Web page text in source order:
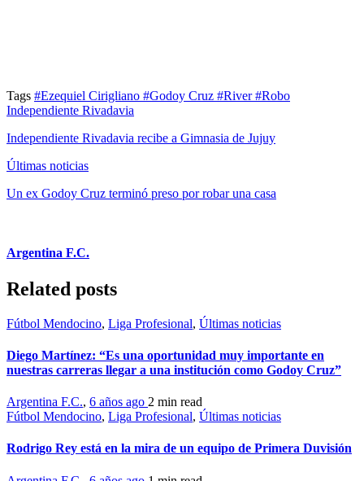
Tags #Ezequiel Cirigliano #Godoy Cruz #River#Robo
Independiente Rivadavia
Independiente Rivadavia recibe a Gimnasia de Jujuy
Últimas noticias
Un ex Godoy Cruz terminó preso por robar una casa
Argentina F.C.
Related posts
Fútbol Mendocino, Liga Profesional, Últimas noticias
Diego Martínez: “Es una oportunidad muy importante en
nuestras carreras llegar a una institución como Godoy Cruz”
Argentina F.C., 6 años ago 2 min read
Fútbol Mendocino, Liga Profesional, Últimas noticias
Rodrigo Rey está en la mira de un equipo de Primera Duvisión